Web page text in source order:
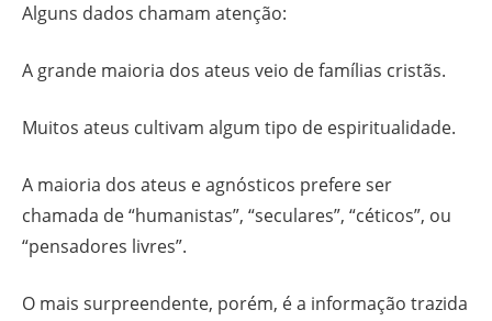
Alguns dados chamam atenção:
A grande maioria dos ateus veio de famílias cristãs.
Muitos ateus cultivam algum tipo de espiritualidade.
A maioria dos ateus e agnósticos prefere ser
chamada de “humanistas”, “seculares”, “céticos”, ou
“pensadores livres”.
O mais surpreendente, porém, é a informação trazida